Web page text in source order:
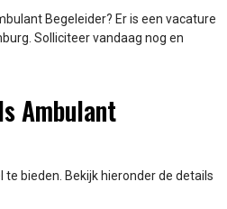
Begeleider? Er is een vacature
Solliciteer vandaag nog en
Ambulant
bieden. Bekijk hieronder de details